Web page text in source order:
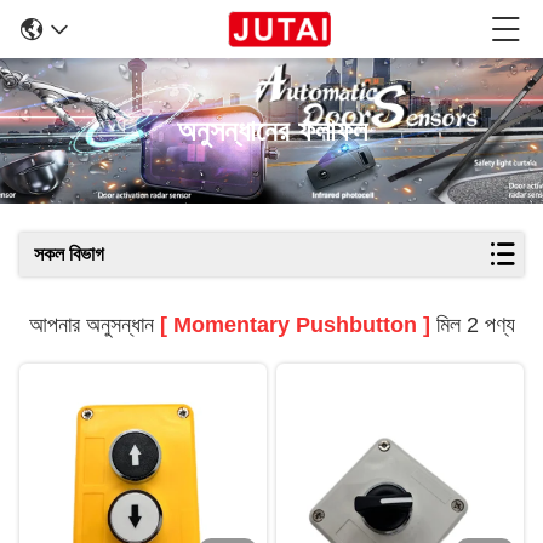
অনুসন্ধানের ফলাফল
সকল বিভাগ
আপনার অনুসন্ধান [ Momentary Pushbutton ] মিল 2 পণ্য